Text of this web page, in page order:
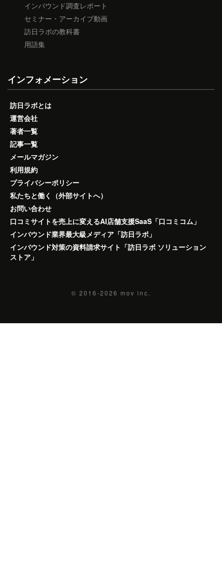
インバウンド調査レポート
セミナー・アーカイブ動画
訪日ラボの教科書
用語集
インフォメーション
訪日ラボとは
運営会社
著者一覧
記事一覧
メールマガジン
利用規約
プライバシーポリシー
私たちと働く（外部サイトへ）
お問い合わせ
口コミサイトを売上に変えるAI店舗支援SaaS「口コミコム」
インバウンド業界最大級メディア「訪日ラボ」
インバウンド対策の資料請求サイト「訪日ラボ ソリューション
ストア」
© 2016-2026 mov inc.